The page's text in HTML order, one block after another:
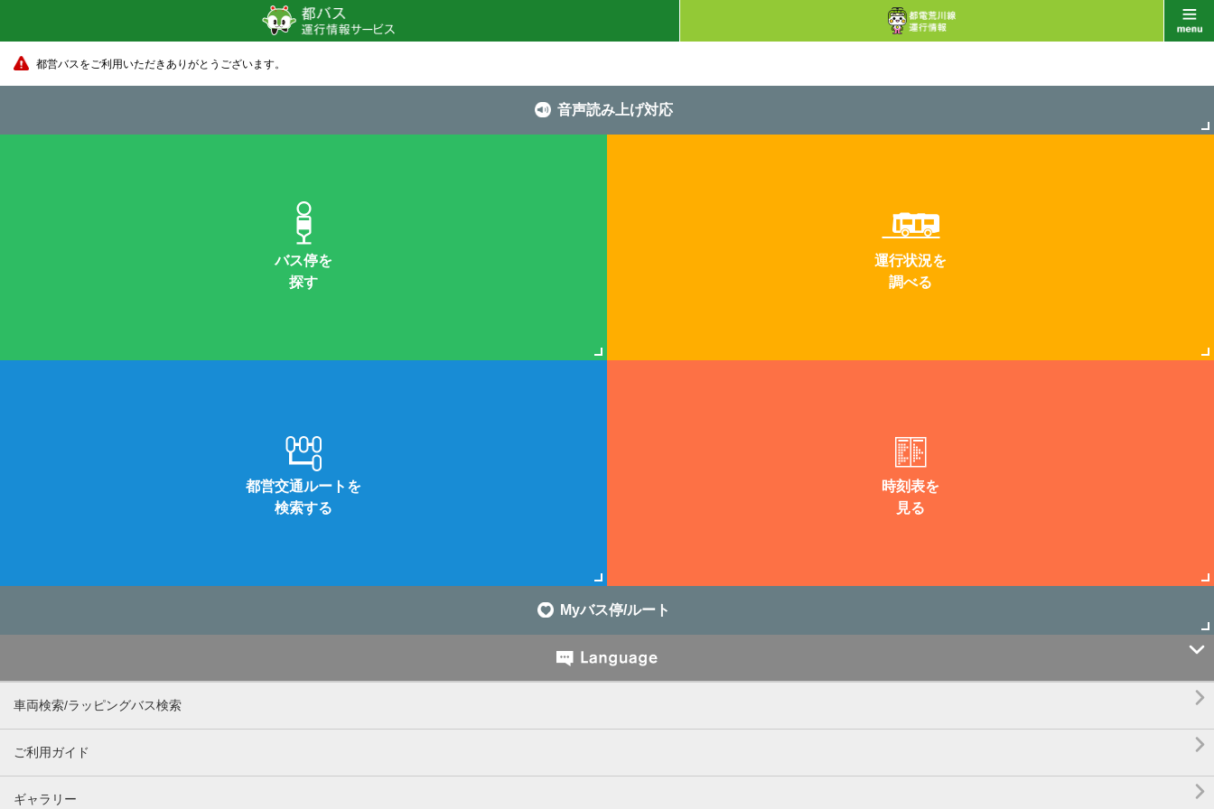
都営バスをご利用いただきありがとうございます。
音声読み上げ対応
バス停を
探す
運行状況を
調べる
都営交通ルートを
検索する
時刻表を
見る
Myバス停/ルート

車両検索/ラッピングバス検索 
ご利用ガイド 
ギャラリー 